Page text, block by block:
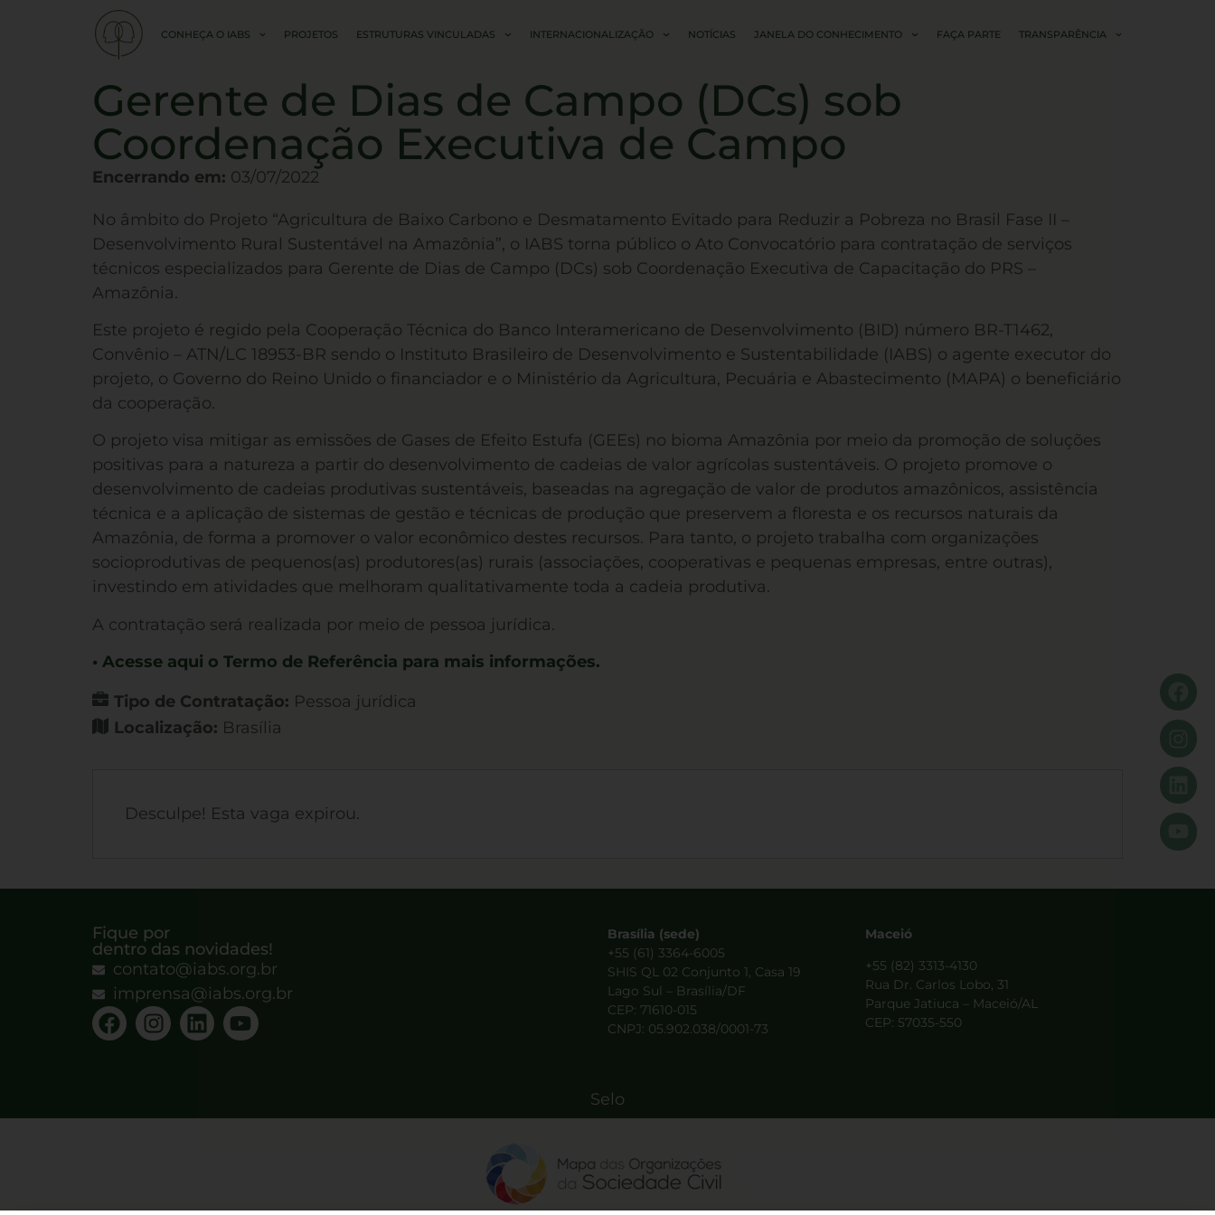
CONHEÇA O IABS PROJETOS ESTRUTURAS VINCULADAS INTERNACIONALIZAÇÃO NOTÍCIAS JANELA DO CONHECIMENTO FAÇA PARTE TRANSPARÊNCIA
Gerente de Dias de Campo (DCs) sob
Coordenação Executiva de Campo
Encerrando em: 03/07/2022
No âmbito do Projeto “Agricultura de Baixo Carbono e Desmatamento Evitado para Reduzir a Pobreza no Brasil Fase II –
Desenvolvimento Rural Sustentável na Amazônia”, o IABS torna público o Ato Convocatório para contratação de serviços
técnicos especializados para Gerente de Dias de Campo (DCs) sob Coordenação Executiva de Capacitação do PRS –
Amazônia.
Este projeto é regido pela Cooperação Técnica do Banco Interamericano de Desenvolvimento (BID) número BR-T1462,
Convênio – ATN/LC 18953-BR sendo o Instituto Brasileiro de Desenvolvimento e Sustentabilidade (IABS) o agente executor do
projeto, o Governo do Reino Unido o financiador e o Ministério da Agricultura, Pecuária e Abastecimento (MAPA) o beneficiário
da cooperação.
O projeto visa mitigar as emissões de Gases de Efeito Estufa (GEEs) no bioma Amazônia por meio da promoção de soluções
positivas para a natureza a partir do desenvolvimento de cadeias de valor agrícolas sustentáveis. O projeto promove o
desenvolvimento de cadeias produtivas sustentáveis, baseadas na agregação de valor de produtos amazônicos, assistência
técnica e a aplicação de sistemas de gestão e técnicas de produção que preservem a floresta e os recursos naturais da
Amazônia, de forma a promover o valor econômico destes recursos. Para tanto, o projeto trabalha com organizações
socioprodutivas de pequenos(as) produtores(as) rurais (associações, cooperativas e pequenas empresas, entre outras),
investindo em atividades que melhoram qualitativamente toda a cadeia produtiva.
A contratação será realizada por meio de pessoa jurídica.
• Acesse aqui o Termo de Referência para mais informações.
Tipo de Contratação: Pessoa jurídica
Localização: Brasília
Desculpe! Esta vaga expirou.
Fique por
dentro das novidades!
contato@iabs.org.br
imprensa@iabs.org.br
Brasília (sede)
+55 (61) 3364-6005
SHIS QL 02 Conjunto 1, Casa 19
Lago Sul – Brasília/DF
CEP: 71610-015
CNPJ: 05.902.038/0001-73
Maceió
+55 (82) 3313-4130
Rua Dr. Carlos Lobo, 31
Parque Jatiuca – Maceió/AL
CEP: 57035-550
Selo